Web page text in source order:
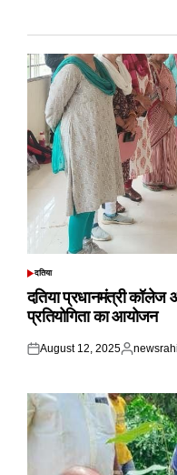
POSTED
दतिया
दतिया प्रधानमंत्री
प्रतियोगिता का आयोजन
Posted
August 12, 2025
Posted